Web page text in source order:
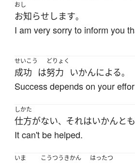
おし
お知らせ します。
I am very sorry to inform you
せいこう
成功 は
どりょく
努力 いかんによる。
Success depends on your
しかた
仕方がない、 それはいかんとも
It can't be helped.
いま
こうつうきかん はったつ